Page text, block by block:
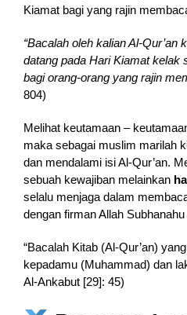
Kiamat bagi yang rajin
“Bacalah oleh kalian Al-Qur’an
datang pada Hari Kiamat kelak
bagi orang-orang yang rajin
804)
Melihat keutamaan –
maka sebagai muslim marilah
dan mendalami isi Al-Qur’an.
sebuah kewajiban melainkan
selalu menjaga dalam
dengan firman Allah Subhanahu
“Bacalah Kitab (Al-Qur’an)
kepadamu (Muhammad) dan
Al-Ankabut [29]: 45)